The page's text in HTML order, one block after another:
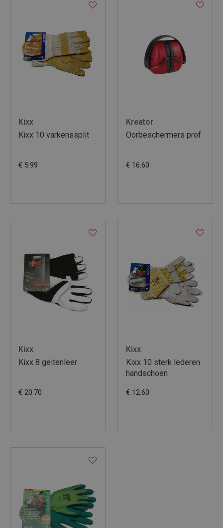
Kixx
Kixx 10 varkenssplit
€ 5.99
Kreator
Oorbeschermers prof
€ 16.60
Kixx
Kixx 8 geitenleer
€ 20.70
Kixx
Kixx 10 sterk lederen
handschoen
€ 12.60